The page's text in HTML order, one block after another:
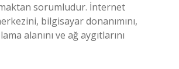
sorumludur. İnternet
bilgisayar donanımını,
alanını ve ağ aygıtlarını